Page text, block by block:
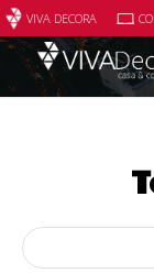
VIVA DECORA